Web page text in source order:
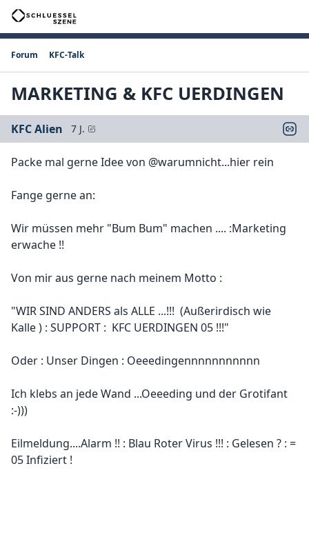
Forum KFC-Talk
MARKETING & KFC UERDINGEN
KFC Alien 7 J.
Packe mal gerne Idee von @warumnicht...hier rein
Fange gerne an:
Wir müssen mehr "Bum Bum" machen .... :Marketing
erwache !!
Von mir aus gerne nach meinem Motto :
"WIR SIND ANDERS als ALLE ...!!! (Außerirdisch wie
Kalle ) : SUPPORT : KFC UERDINGEN 05 !!!"
Oder : Unser Dingen : Oeeedingennnnnnnnnnn
Ich klebs an jede Wand ...Oeeeding und der Grotifant
:-)))
Eilmeldung....Alarm !! : Blau Roter Virus !!! : Gelesen ? : =
05 Infiziert !